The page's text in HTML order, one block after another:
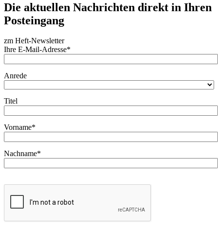
Die aktuellen Nachrichten direkt in Ihren
Posteingang
zm Heft-Newsletter
Ihre E-Mail-Adresse*
Anrede
Titel
Vorname*
Nachname*